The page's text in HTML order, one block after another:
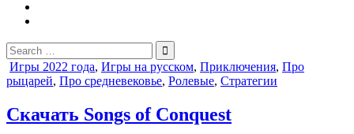
Search
for:
Posted
in
Игры 2022 года, Игры на русском, Приключения, Про
рыцарей, Про средневековье, Ролевые, Стратегии
Скачать Songs of Conquest